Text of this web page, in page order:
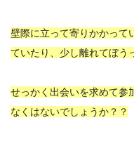
壁際に立って寄りかかって
ていたり、少し離れてぼう
せっかく出会いを求めて参
なくはないでしょうか？？